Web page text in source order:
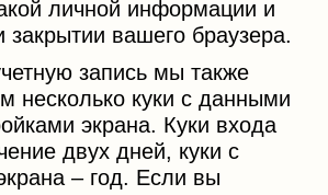
личной информации и
закрытии вашего браузера.
запись мы также
несколько куки с данными
экрана. Куки входа
двух дней, куки с
– год. Если вы